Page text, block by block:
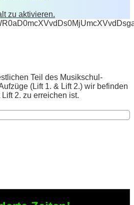
zu aktivieren.
Teil des Musikschul-
(Lift 1. & Lift 2.) wir befinden
2. zu erreichen ist.